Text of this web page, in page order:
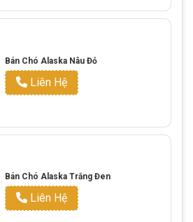
Bán Chó Alaska Nâu Đỏ
Liên Hệ
Bán Chó Alaska Trắng Đen
Liên Hệ